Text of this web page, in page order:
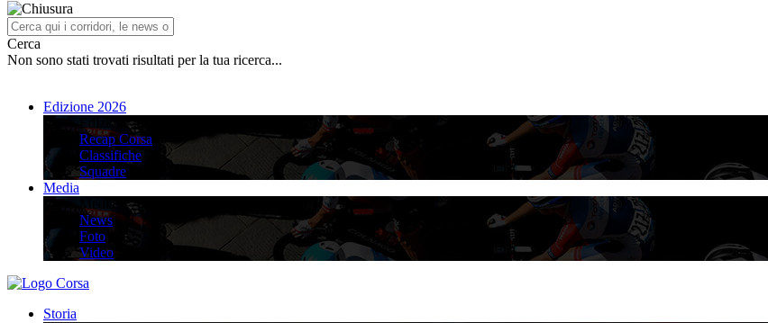
Cerca
Non sono stati trovati risultati per la tua ricerca...
Edizione 2026
Edizione 2026
Recap Corsa
Classifiche
Squadre
Media
Media
News
Foto
Video
Storia